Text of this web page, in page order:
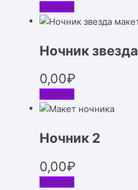
Скачать
Ночник звезда
0,00₽
Скачать
Ночник 2
0,00₽
Скачать